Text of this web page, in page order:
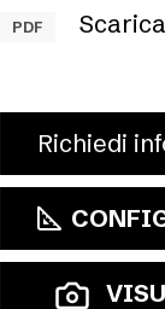
PDF
Richiedi